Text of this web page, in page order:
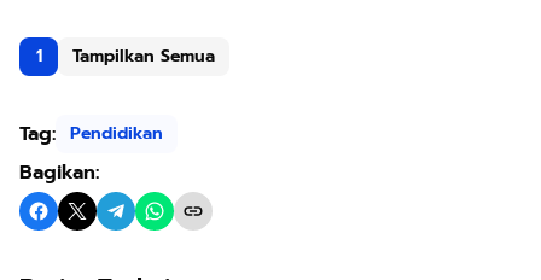
1 Tampilkan Semua
Tag: Pendidikan
Bagikan: